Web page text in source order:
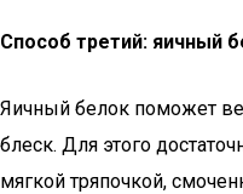
Способ третий: яичный
Яичный белок поможет
блеск. Для этого
мягкой тряпочкой,